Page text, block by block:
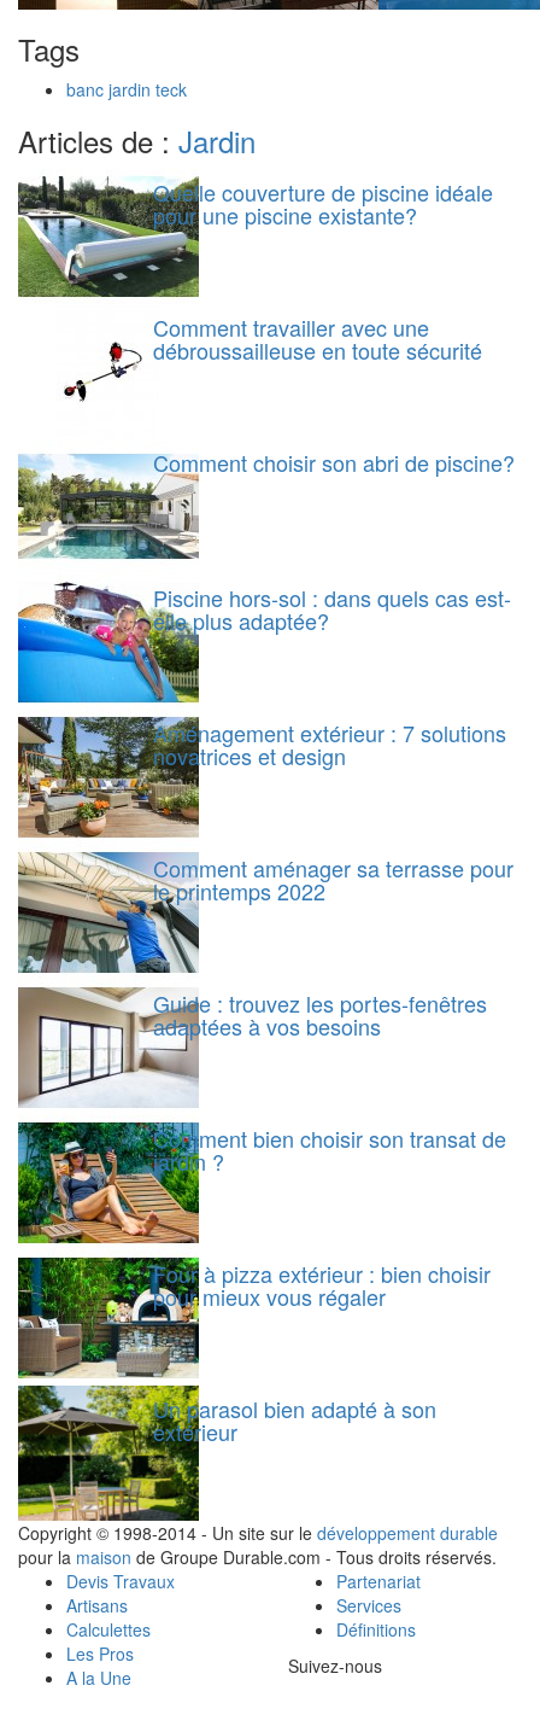
Tags
banc jardin teck
Articles de : Jardin
Quelle couverture de piscine idéale
pour une piscine existante?
Comment travailler avec une
débroussailleuse en toute sécurité
Comment choisir son abri de piscine?
Piscine hors-sol : dans quels cas est-
elle plus adaptée?
Aménagement extérieur : 7 solutions
novatrices et design
Comment aménager sa terrasse pour
le printemps 2022
Guide : trouvez les portes-fenêtres
adaptées à vos besoins
Comment bien choisir son transat de
jardin ?
Four à pizza extérieur : bien choisir
pour mieux vous régaler
Un parasol bien adapté à son
extérieur
Copyright © 1998-2014 - Un site sur le développement durable
pour la maison de Groupe Durable.com - Tous droits réservés.
Devis Travaux
Artisans
Calculettes
Les Pros
A la Une
Partenariat
Services
Définitions
Suivez-nous